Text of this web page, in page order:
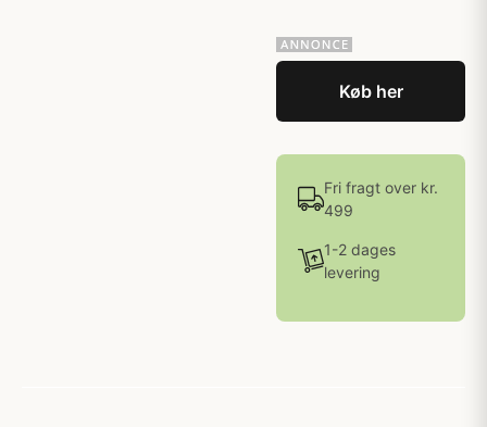
Køb her
Fri fragt over kr.
499
1-2 dages
levering